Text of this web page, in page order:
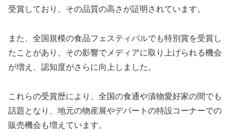
受賞しており、その品質の高さが証明されています。
また、全国規模の食品フェスティバルでも特別賞を受賞し
たことがあり、その影響でメディアに取り上げられる機会
が増え、認知度がさらに向上しました。
これらの受賞歴により、全国の食通や漬物愛好家の間でも
話題となり、地元の物産展やデパートの特設コーナーでの
販売機会も増えています。